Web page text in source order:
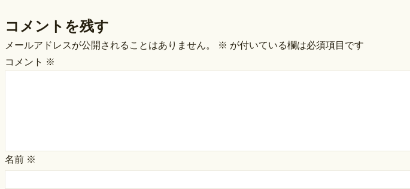
コメントを残す
メールアドレスが公開されることはありません。 ※ が付いている欄は必須項目です
コメント ※
名前 ※